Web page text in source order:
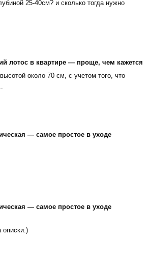
25-40см? и сколько тогда нужно
лотос в квартире — проще, чем кажется
около 70 см, с учетом того, что
— самое простое в уходе
— самое простое в уходе
описки.)